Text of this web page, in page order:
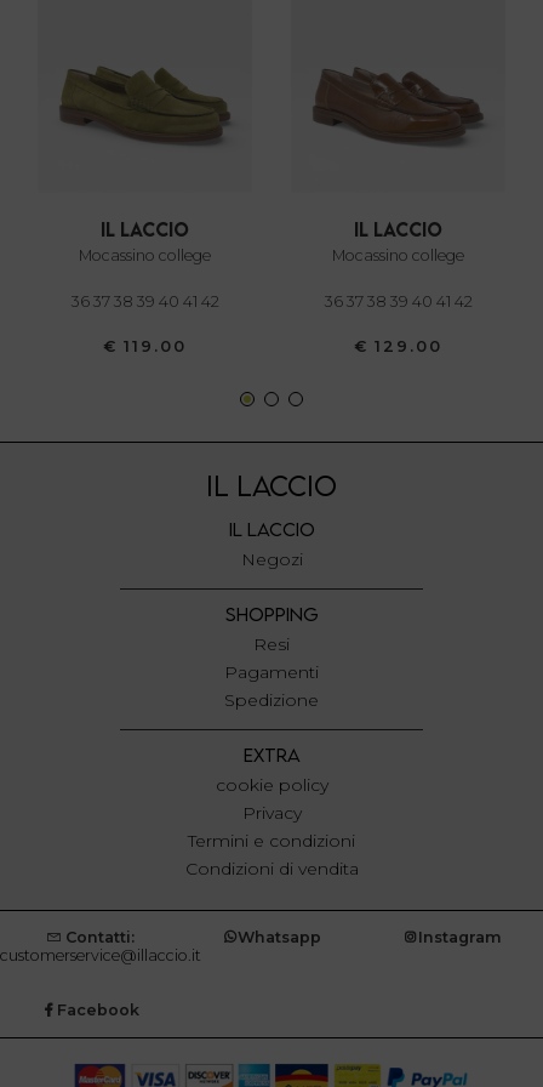
Utilizziamo i cookie per personalizzare contenuti ed
annunci, per fornire funzionalità dei social media e per
nostri partner che si occupano di analisi dei dati web,
pubblicità e social media, i quali potrebbero combinarle
il laccio
mocassino college
36 37 38 39 40 41 42
€ 119.00
il laccio
mocassino college
36 37 38 39 40 41 42
€ 129.00
IL LACCIO
IL LACCIO
Negozi
SHOPPING
Resi
Pagamenti
Spedizione
EXTRA
cookie policy
Privacy
Termini e condizioni
Condizioni di vendita
Contatti:
customerservice@illaccio.it
Whatsapp Instagram
Facebook